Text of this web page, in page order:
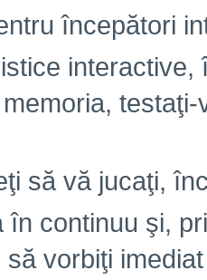
începători
să vă jucaţi,
în continuu şi,
vorbiţi